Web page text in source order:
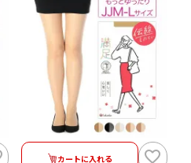
カートに入れる